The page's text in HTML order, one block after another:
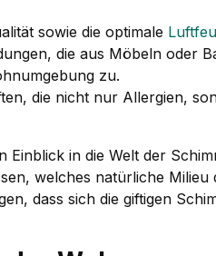
sowie die optimale
die aus Möbeln oder
zu.
die nicht nur Allergien,
Einblick in die Welt der
welches natürliche
dass sich die giftigen